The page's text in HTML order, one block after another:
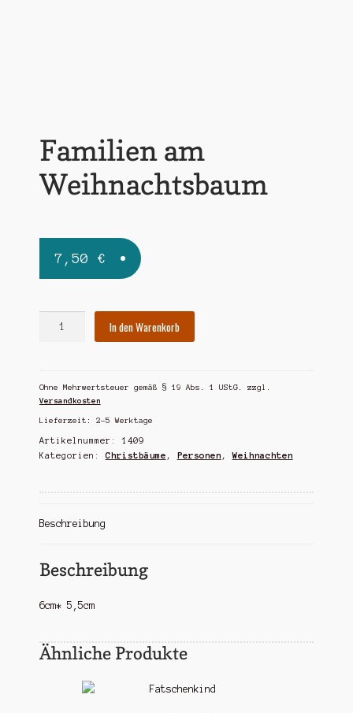
Familien am
Weihnachtsbaum
7,50 €
In den Warenkorb
Ohne Mehrwertsteuer gemäß § 19 Abs. 1 UStG.
zzgl.
Versandkosten
Lieferzeit: 2-5 Werktage
Artikelnummer:1409
Kategorien:Christbäume , Personen ,Weihnachten
Beschreibung
Beschreibung
6cm* 5,5cm
Ähnliche Produkte